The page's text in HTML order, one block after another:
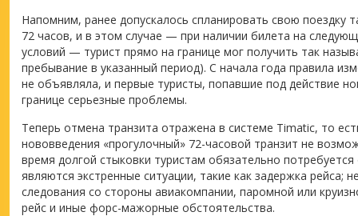
Напомним, ранее допускалось спланировать свою поездку
72 часов, и в этом случае — при наличии билета на
условий — турист прямо на границе мог получить так
пребывание в указанный период). С начала года правила
не объявляла, и первые туристы, попавшие под действие
границе серьезные проблемы.
Теперь отмена транзита отражена в системе Timatic, то
нововведения «прогулочный» 72-часовой транзит не
время долгой стыковки туристам обязательно
являются экстренные ситуации, такие как задержка рейса;
следования со стороны авиакомпании, паромной или
рейс и иные форс-мажорные обстоятельства.